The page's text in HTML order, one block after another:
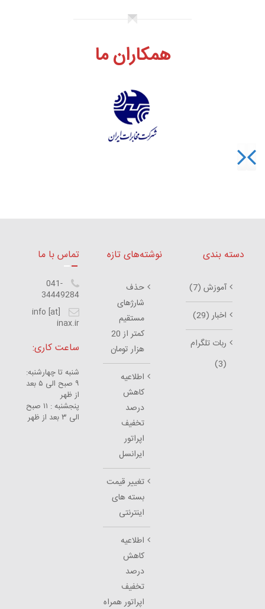
همکاران ما
دسته بندی
آموزش (7)
اخبار (29)
ربات تلگرام
(3)
نوشته‌های تازه
حذف
شارژهای
مستقیم
کمتر از 20
هزار تومان
اطلاعیه
کاهش
درصد
تخفیف
اپراتور
ایرانسل
تغییر قیمت
بسته های
اینترنتی
اطلاعیه
کاهش
درصد
تخفیف
اپراتور همراه
تماس با ما
041-
34449284
info [at]
inax.ir
ساعت کاری:
شنبه تا چهارشنبه:
۹ صبح الی ۵ بعد
از ظهر
پنجشنبه : ۱۱ صبح
الی ۳ بعد از ظهر